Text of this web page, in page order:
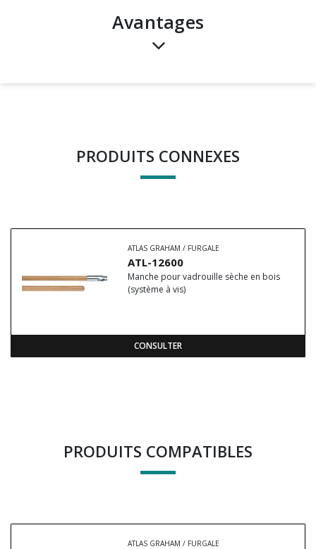
avantages
PRODUITS CONNEXES
ATLAS GRAHAM / FURGALE
ATL-12600
Manche pour vadrouille sèche en bois
(système à vis)
CONSULTER
PRODUITS COMPATIBLES
ATLAS GRAHAM / FURGALE